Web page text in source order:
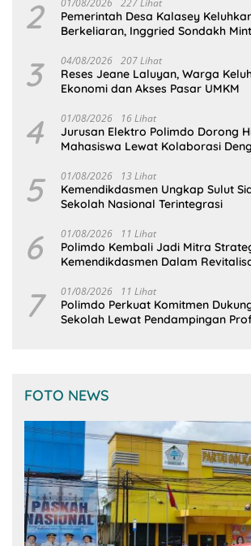
2 01/08/2026 227 Lihat
Pemerintah Desa Kalasey
Berkeliaran, Inggried Sondakh
3 04/08/2026 207 Lihat
Reses Jeane Laluyan, Warga
Ekonomi dan Akses Pasar UMKM
4 01/08/2026 16 Lihat
Jurusan Elektro Polimdo Dorong
Mahasiswa Lewat Kolaborasi
5 01/08/2026 13 Lihat
Kemendikdasmen Ungkap Sulut
Sekolah Nasional Terintegrasi
6 01/08/2026 11 Lihat
Polimdo Kembali Jadi Mitra
Kemendikdasmen Dalam
7 01/08/2026 11 Lihat
Polimdo Perkuat Komitmen
Sekolah Lewat Pendampingan
FOTO NEWS